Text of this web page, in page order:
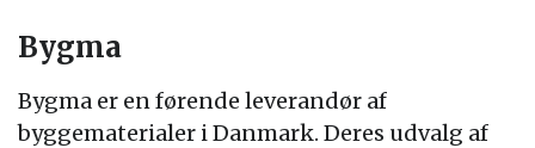
Bygma
Bygma er en førende leverandør af
byggematerialer i Danmark. Deres udvalg af